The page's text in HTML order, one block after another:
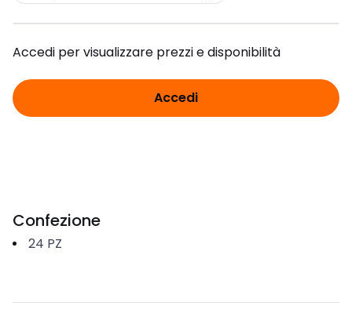
Accedi per visualizzare prezzi e disponibilità
Accedi
Confezione
24 PZ